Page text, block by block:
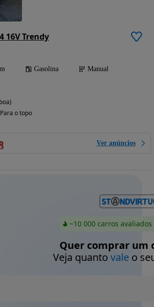
16V Trendy
Gasolina
Manual
o topo
Ver anúncios
~10 000 carros
Quer comprar um
Veja quanto valeo